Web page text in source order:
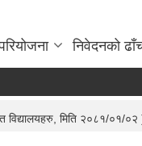
निवेदनको
विद्यालयहरु, मिति २०८१/०१/०२